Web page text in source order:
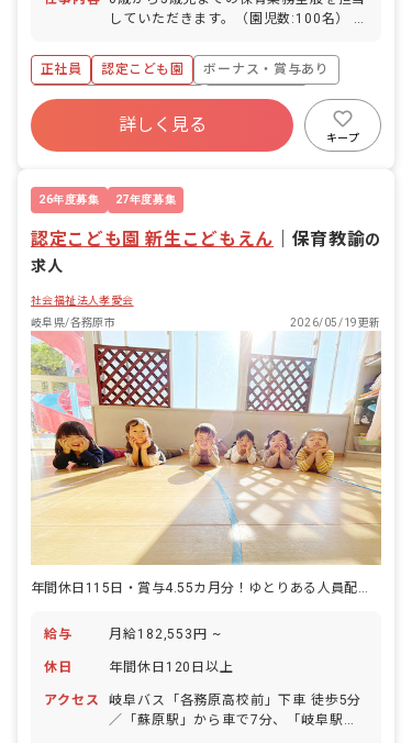
していただきます。（園児数:100名） 具
齢ごとの担当業務 ・園児との遊び ・3歳
以上児の特別教室への付き添い ・室内整
理、清掃 ・給食の配膳、片付け ・書類
整理 ・バス乗務 ・トイレ補助 ・各種行
事（運動会、発表会など）の準備 ・衣装
正社員 認定こども園
ボーナス・賞与あり
寮・住宅・家賃補助あり
社会保険完備
福利厚生充実
退職金制度
詳しく見る
キープ
26年度募集 27年度募集
認定こども園 新生こどもえん 保育教諭の
求人
社会福祉法人孝愛会
岐阜県/各務原市
2026/05/19更新
年間休日115日・賞与4.55カ月分！ゆとりある人員配置で残業ほぼなし
給与 月給182,553円 ~
休日 年間休日120日以上
アクセス
岐阜バス「各務原高校前」下車 徒歩5分
／「蘇原駅」から車で7分、「岐阜駅」